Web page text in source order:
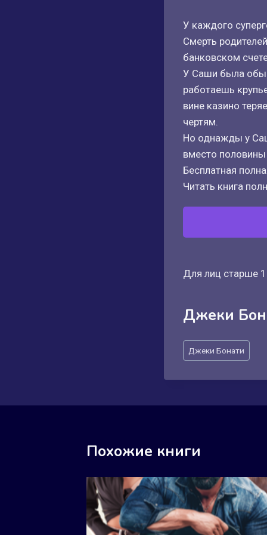
У каждого
Смерть
банковском
У Саши была
работаешь
вине казино
чертям.
Но однажды у
вместо
Бесплатная
Читать книга
Для лиц старше
Джеки
Метки
записи:
Джеки Бонати
Похожие книги